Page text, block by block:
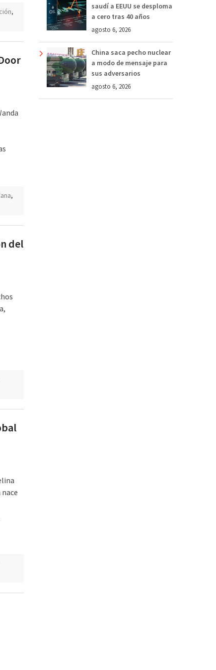
,
,
del
saudí a EEUU se desploma
a cero tras 40 años
agosto 6, 2026
China saca pecho nuclear
a modo de mensaje para
sus adversarios
agosto 6, 2026